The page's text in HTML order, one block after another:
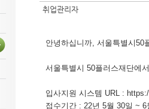
취업관리자
안녕하십니까, 서울특별시50
서울특별시 50플러스재단에
입사지원 시스템 URL :
접수기간 : 22년 5월 30일 ~ 6